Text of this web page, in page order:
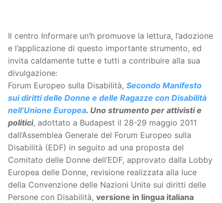
Il centro Informare un’h promuove la lettura, l’adozione
e l’applicazione di questo importante strumento, ed
invita caldamente tutte e tutti a contribuire alla sua
divulgazione:
Forum Europeo sulla Disabilità, Secondo Manifesto
sui diritti delle Donne e delle Ragazze con Disabilità
nell’Unione Europea. Uno strumento per attivisti e
politici, adottato a Budapest il 28-29 maggio 2011
dall’Assemblea Generale del Forum Europeo sulla
Disabilità (EDF) in seguito ad una proposta del
Comitato delle Donne dell’EDF, approvato dalla Lobby
Europea delle Donne, revisione realizzata alla luce
della Convenzione delle Nazioni Unite sui diritti delle
Persone con Disabilità, versione in lingua italiana